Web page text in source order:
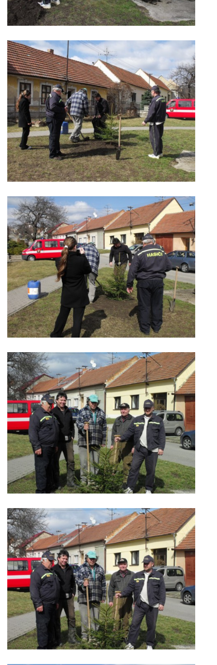
DRUŽSTVO MUŽŮ
KONTAKT
VÝROČNÍ ZPRÁVY
DOTACE POSKYTNUTÁ Z ROZPOČTU JIHOMORAVSKÉHO
KRAJE
JEDNOTNÝ SYSTÉM VAROVÁNÍ A VYROZUMĚNÍ
OBYVATELSTVA ČR
KALENDÁŘ SDH
© 2026 eStránky.cz |Aktualizováno: 5. 8. 2026